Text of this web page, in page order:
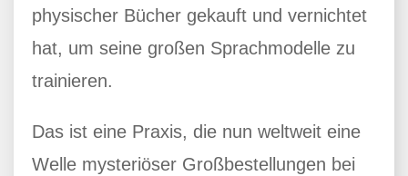
physischer Bücher gekauft und vernichtet
hat, um seine großen Sprachmodelle zu
trainieren.
Das ist eine Praxis, die nun weltweit eine
Welle mysteriöser Großbestellungen bei